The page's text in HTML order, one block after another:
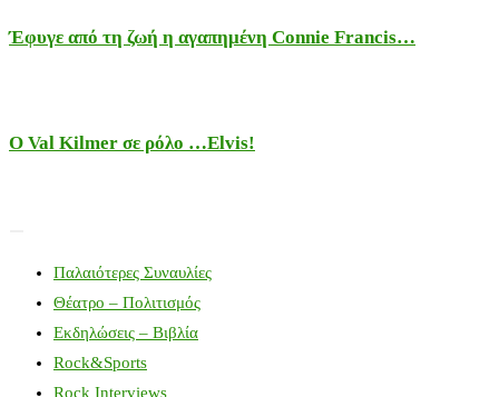
Έφυγε από τη ζωή η αγαπημένη Connie Francis…
Ο Val Kilmer σε ρόλο …Elvis!
Παλαιότερες Συναυλίες
Θέατρο – Πολιτισμός
Εκδηλώσεις – Βιβλία
Rock&Sports
Rock Interviews